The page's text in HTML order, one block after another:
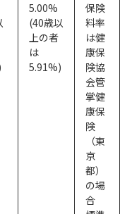
5.00%
(40歳以
上の者
は
5.91%)
保険
料率
は健
康保
険協
会管
掌健
康保
険
（東
京
都）
の場
合